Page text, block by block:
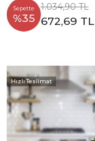
Sepette
%35
1.034,90 TL
672,69 TL
Hızlı Teslimat